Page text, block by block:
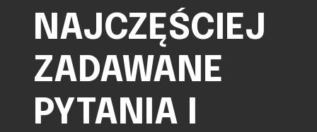
NAJCZĘŚCIEJ
ZADAWANE
PYTANIA I